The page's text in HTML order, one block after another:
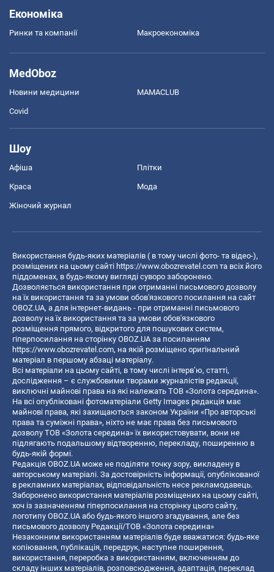
Економіка
Ринки та компанії Макроекономіка
MedOboz
Новини медицини MAMACLUB
Covid
Шоу
Афіша Плітки
Краса Мода
Жіночий журнал
Використання будь-яких матеріалів ( в тому числі фото- та відео-),
розміщених на цьому сайті https://www.obozrevatel.com та всіх його
піддоменах, в будь-якому вигляді суворо заборонено.
Дозволяється використання при отриманні письмового дозволу
на їх використання та за умови обов'язкового посилання на сайт
OBOZ.UA, а для інтернет-видань - при отриманні письмового
дозволу на їх використання та за умови обов'язкового
розміщення прямого, відкритого для пошукових систем,
гіперпосилання на сторінку OBOZ.UA за посиланням
https://www.obozrevatel.com, на якій розміщено оригінальний
матеріал в першому абзаці матеріалу.
Всі матеріали на цьому сайті, в тому числі інтерв’ю, статті,
дослідження – є службовими творами журналістів редакції,
виключні майнові права на які належать ТОВ «Золота середина».
На всі опубліковані фотоматеріали Getty Images редакція має
майнові права, які захищаються законом України «Про авторські
права та суміжні права», ніхто не має права без письмового
дозволу ТОВ «Золота середина» їх використовувати, вони не
підлягають подальшому відтворенню, перекладу, поширенню в
будь-якій формі.
Редакція OBOZ.UA може не поділяти точку зору, викладену в
авторському матеріалі. За достовірність інформації, опублікованої
в рекламних матеріалах, відповідальність несе рекламодавець.
Заборонено використання матеріалів розміщених на цьому сайті,
хоч із зазначенням гіперпосилання на сторінку цього сайту,
логотипу OBOZ.UA або будь-якого іншого згадування, але без
письмового дозволу Редакції/ТОВ «Золота середина»
Незаконним використанням матеріалів буде вважатися: будь-яке
копiювання, публiкацiя, передрук, наступне поширення,
використання, переробка з використанням, включенням до
складу інших матеріалів, розповсюдження, адаптація, переклад